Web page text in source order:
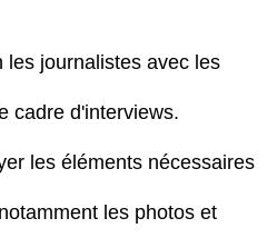
les journalistes avec les
cadre d'interviews.
les éléments nécessaires
les photos et